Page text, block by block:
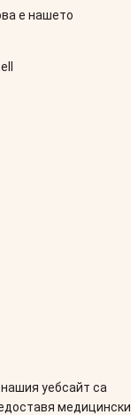
е нашето
уебсайт са
медицински